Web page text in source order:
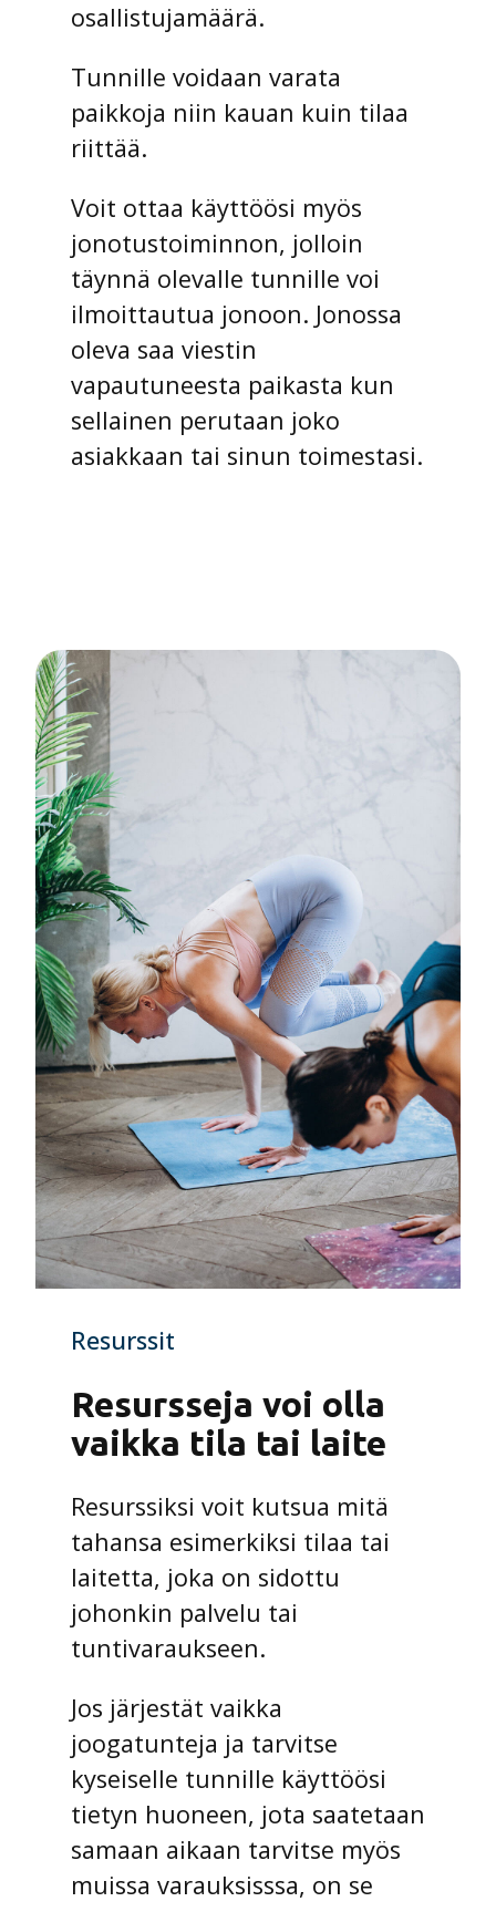
osallistujamäärä.
Tunnille voidaan varata
paikkoja niin kauan kuin tilaa
riittää.
Voit ottaa käyttöösi myös
jonotustoiminnon, jolloin
täynnä olevalle tunnille voi
ilmoittautua jonoon. Jonossa
oleva saa viestin
vapautuneesta paikasta kun
sellainen perutaan joko
asiakkaan tai sinun toimestasi.
Resurssit
Resursseja voi olla
vaikka tila tai laite
Resurssiksi voit kutsua mitä
tahansa esimerkiksi tilaa tai
laitetta, joka on sidottu
johonkin palvelu tai
tuntivaraukseen.
Jos järjestät vaikka
joogatunteja ja tarvitse
kyseiselle tunnille käyttöösi
tietyn huoneen, jota saatetaan
samaan aikaan tarvitse myös
muissa varauksisssa, on se